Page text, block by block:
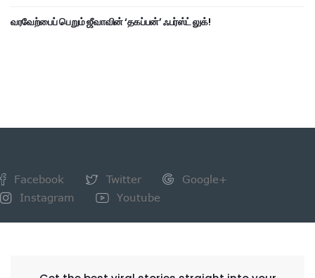
வரவேற்பைப் பெறும் ஜீவாவின் ‘தகப்பன்’ ஃபர்ஸ்ட் லுக்!
Facebook Twitter
Google+
Instagram
Youtube